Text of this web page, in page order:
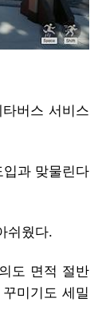
버스 서비스
과 맞물린다
쉬웠다.
도 면적 절반
미기도 세밀